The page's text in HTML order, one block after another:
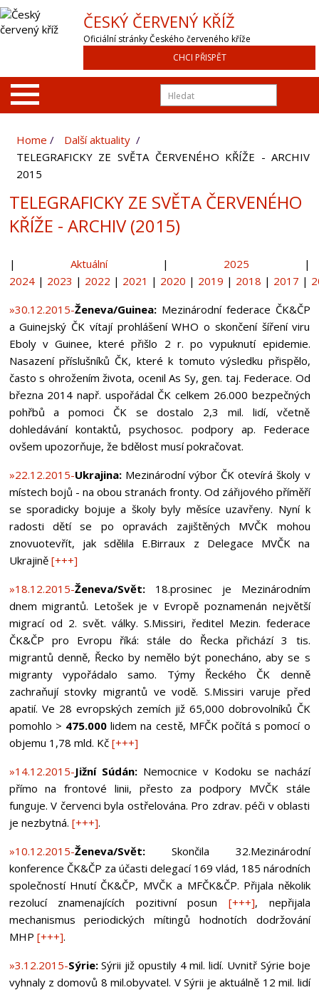
ČESKÝ ČERVENÝ KŘÍŽ
Oficiální stránky Českého červeného kříže
CHCI PŘISPĚT
Home
Další aktuality
TELEGRAFICKY ZE SVĚTA ČERVENÉHO KŘÍŽE - ARCHIV
2015
TELEGRAFICKY ZE SVĚTA ČERVENÉHO
KŘÍŽE - ARCHIV (2015)
| Aktuální| 2025 |
2024| 2023 | 2022 | 2021 | 2020 | 2019 | 2018 | 2017 |
»30.12.2015-Ženeva/Guinea: Mezinárodní federace ČK&ČP
a Guinejský ČK vítají prohlášení WHO o skončení šíření viru
Eboly v Guinee, které přišlo 2 r. po vypuknutí epidemie.
Nasazení příslušníků ČK, které k tomuto výsledku přispělo,
často s ohrožením života, ocenil As Sy, gen. taj. Federace. Od
března 2014 např. uspořádal ČK celkem 26.000 bezpečných
pohřbů a pomoci ČK se dostalo 2,3 mil. lidí, včetně
dohledávání kontaktů, psychosoc. podpory ap. Federace
ovšem upozorňuje, že bdělost musí pokračovat.
»22.12.2015-Ukrajina: Mezinárodní výbor ČK otevírá školy v
místech bojů - na obou stranách fronty. Od zářijového příměří
se sporadicky bojuje a školy byly měsíce uzavřeny. Nyní k
radosti dětí se po opravách zajištěných MVČK mohou
znovuotevřít, jak sdělila E.Birraux z Delegace MVČK na
Ukrajině [+++]
»18.12.2015-Ženeva/Svět: 18.prosinec je Mezinárodním
dnem migrantů. Letošek je v Evropě poznamenán největší
migrací od 2. svět. války. S.Missiri, ředitel Mezin. federace
ČK&ČP pro Evropu říká: stále do Řecka přichází 3 tis.
migrantů denně, Řecko by nemělo být ponecháno, aby se s
migranty vypořádalo samo. Týmy Řeckého ČK denně
zachraňují stovky migrantů ve vodě. S.Missiri varuje před
apatií. Ve 28 evropských zemích již 65,000 dobrovolníků ČK
pomohlo > 475.000lidem na cestě, MFČK počítá s pomocí o
objemu 1,78 mld. Kč [+++]
»14.12.2015-Jižní Súdán: Nemocnice v Kodoku se nachází
přímo na frontové linii, přesto za podpory MVČK stále
funguje. V červenci byla ostřelována. Pro zdrav. péči v oblasti
je nezbytná. [+++].
»10.12.2015-Ženeva/Svět: Skončila 32.Mezinárodní
konference ČK&ČP za účasti delegací 169 vlád, 185 národních
společností Hnutí ČK&ČP, MVČK a MFČK&ČP. Přijala několik
rezolucí znamenajících pozitivní posun [+++], nepřijala
mechanismus periodických mítingů hodnotích dodržování
MHP [+++].
»3.12.2015-Sýrie:Sýrii již opustily 4 mil. lidí. Uvnitř Sýrie boje
vyhnaly z domovů 8 mil.obyvatel. V Sýrii je aktuálně 12 mil. lidí